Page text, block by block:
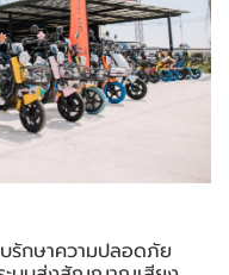
รักษาความปลอดภัย